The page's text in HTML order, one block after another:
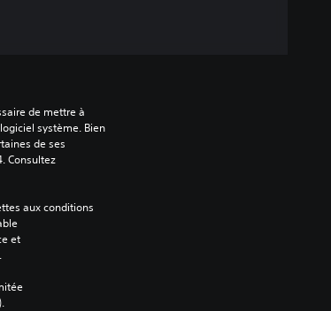
de mettre à
système. Bien
de ses
Consultez
aux conditions
et